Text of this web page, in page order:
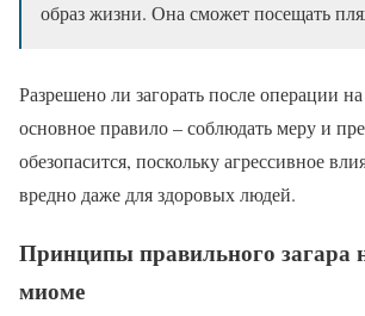
образ жизни. Она сможет посещать
Разрешено ли загорать после операции
основное правило – соблюдать меру и
обезопасится, поскольку агрессивное
вредно даже для здоровых людей.
Принципы правильного загара
миоме